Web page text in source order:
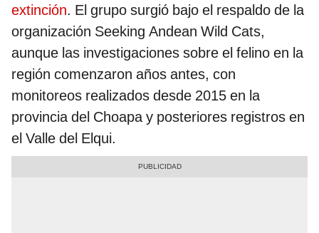
extinción. El grupo surgió bajo el respaldo de la
organización Seeking Andean Wild Cats,
aunque las investigaciones sobre el felino en la
región comenzaron años antes, con
monitoreos realizados desde 2015 en la
provincia del Choapa y posteriores registros en
el Valle del Elqui.